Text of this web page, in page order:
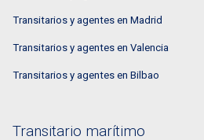
Transitarios y agentes en Madrid
Transitarios y agentes en Valencia
Transitarios y agentes en Bilbao
Transitario marítimo